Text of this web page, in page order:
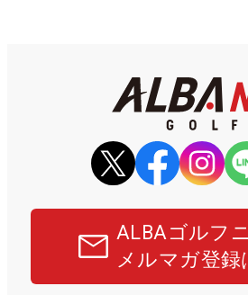
ALBAゴルフ
メルマガ登録